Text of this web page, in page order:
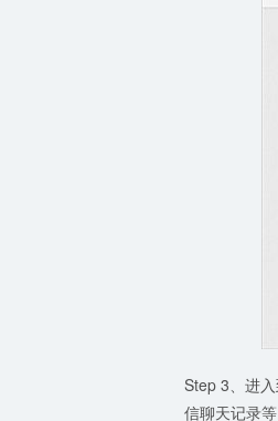
Step 3、进
信聊天记录等